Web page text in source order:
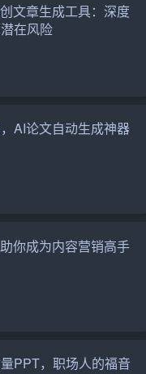
文章生成工具：深度
在风险
AI论文自动生成神器
你成为内容营销高手
PPT，职场人的福音